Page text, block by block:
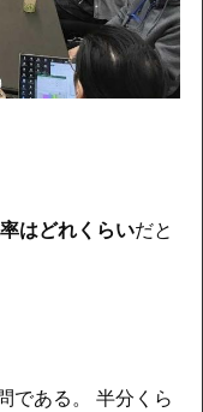
はどれくらいだと
である。 半分くら